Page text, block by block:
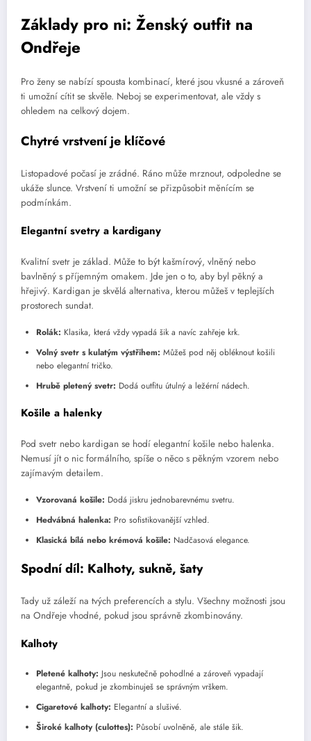
Základy pro ni: Ženský outfit na
Ondřeje
Pro ženy se nabízí spousta kombinací, které jsou vkusné a zároveň
ti umožní cítit se skvěle. Neboj se experimentovat, ale vždy s
ohledem na celkový dojem.
Chytré vrstvení je klíčové
Listopadové počasí je zrádné. Ráno může mrznout, odpoledne se
ukáže slunce. Vrstvení ti umožní se přizpůsobit měnícím se
podmínkám.
Elegantní svetry a kardigany
Kvalitní svetr je základ. Může to být kašmírový, vlněný nebo
bavlněný s příjemným omakem. Jde jen o to, aby byl pěkný a
hřejivý. Kardigan je skvělá alternativa, kterou můžeš v teplejších
prostorech sundat.
Rolák: Klasika, která vždy vypadá šik a navíc zahřeje krk.
Volný svetr s kulatým výstřihem: Můžeš pod něj obléknout košili
nebo elegantní tričko.
Hrubě pletený svetr: Dodá outfitu útulný a ležérní nádech.
Košile a halenky
Pod svetr nebo kardigan se hodí elegantní košile nebo halenka.
Nemusí jít o nic formálního, spíše o něco s pěkným vzorem nebo
zajímavým detailem.
Vzorovaná košile: Dodá jiskru jednobarevnému svetru.
Hedvábná halenka: Pro sofistikovanější vzhled.
Klasická bílá nebo krémová košile: Nadčasová elegance.
Spodní díl: Kalhoty, sukně, šaty
Tady už záleží na tvých preferencích a stylu. Všechny možnosti jsou
na Ondřeje vhodné, pokud jsou správně zkombinovány.
Kalhoty
Pletené kalhoty: Jsou neskutečně pohodlné a zároveň vypadají
elegantně, pokud je zkombinuješ se správným vrškem.
Cigaretové kalhoty: Elegantní a slušivé.
Široké kalhoty (culottes): Působí uvolněně, ale stále šik.